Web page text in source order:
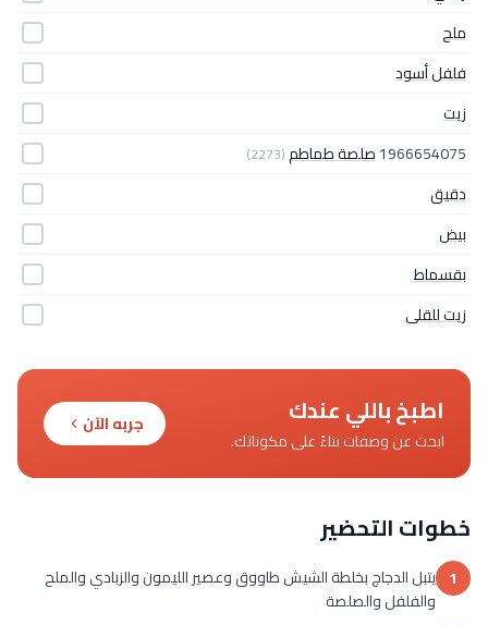
ملح
فلفل أسود
زيت
1966654075صلصة طماطم(2273)
دقيق
بيض
بقسماط
زيت للقلى
اطبخ باللي عندك
ابحث عن وصفات بناءً على مكوناتك.
جربه الآن
خطوات التحضير
1 يتبل الدجاج بخلطة الشيش طاووق وعصير الليمون والزبادي والملح
والفلفل والصلصة